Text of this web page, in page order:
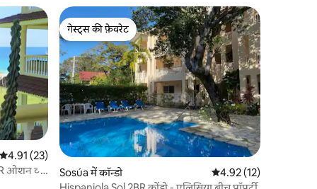
औसत रेटिंग 5 में से 4.91, 23 समीक्षाएँ
4.91 (23)
ओशन व्यू
गेस्ट्स की फ़ेवरेट
गेस्ट्स की फ़ेवरेट
Sosúa में कॉन्डो औसत रेटिंग 5 में से 4.92,
4.92 (12)